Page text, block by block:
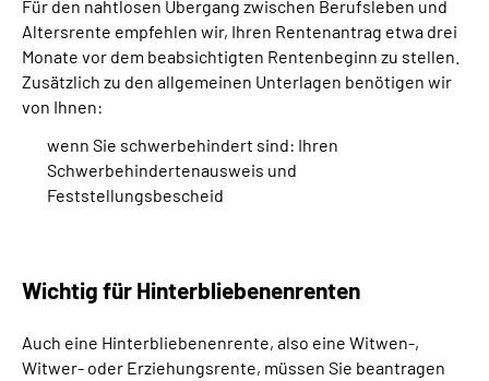
Für den nahtlosen Übergang zwischen Berufsleben und
Altersrente empfehlen wir, Ihren Rentenantrag etwa drei
Monate vor dem beabsichtigten Rentenbeginn zu stellen.
Zusätzlich zu den allgemeinen Unterlagen benötigen wir
von Ihnen:
wenn Sie schwerbehindert sind: Ihren
Schwerbehindertenausweis und
Feststellungsbescheid
Wichtig für Hinterbliebenenrenten
Auch eine Hinterbliebenenrente, also eine Witwen-,
Witwer- oder Erziehungsrente, müssen Sie beantragen